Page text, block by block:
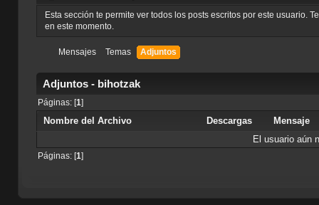
Esta sección te permite ver todos los posts escritos por este usuario.
en este momento.
Mensajes Temas Adjuntos
Adjuntos - bihotzak
Páginas: [1]
Nombre del Archivo Descargas
Mensaje
El usuario aún
Páginas: [1]